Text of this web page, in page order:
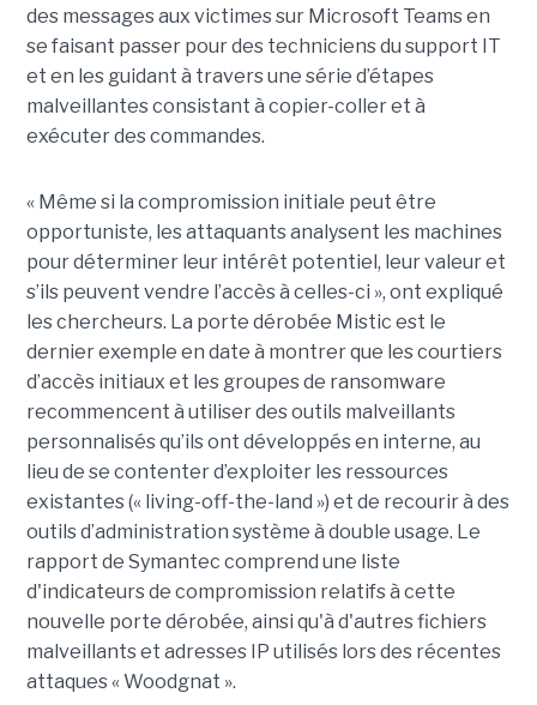
des messages aux victimes sur Microsoft Teams en
se faisant passer pour des techniciens du support IT
et en les guidant à travers une série d’étapes
malveillantes consistant à copier-coller et à
exécuter des commandes.
« Même si la compromission initiale peut être
opportuniste, les attaquants analysent les machines
pour déterminer leur intérêt potentiel, leur valeur et
s’ils peuvent vendre l’accès à celles-ci », ont expliqué
les chercheurs. La porte dérobée Mistic est le
dernier exemple en date à montrer que les courtiers
d’accès initiaux et les groupes de ransomware
recommencent à utiliser des outils malveillants
personnalisés qu’ils ont développés en interne, au
lieu de se contenter d’exploiter les ressources
existantes (« living-off-the-land ») et de recourir à des
outils d’administration système à double usage. Le
rapport de Symantec comprend une liste
d'indicateurs de compromission relatifs à cette
nouvelle porte dérobée, ainsi qu'à d'autres fichiers
malveillants et adresses IP utilisés lors des récentes
attaques « Woodgnat ».